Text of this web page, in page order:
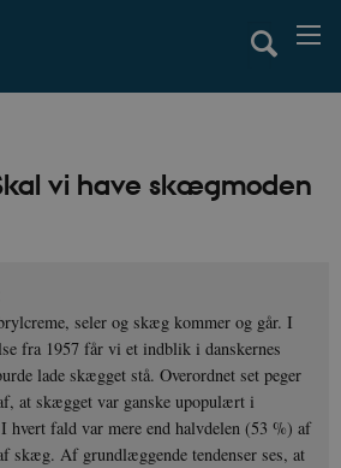
vi have skægmoden
seler og skæg kommer og går. I
fra 1957 får vi et indblik i danskernes
lade skægget stå. Overordnet set peger
at skægget var ganske upopulært i
hvert fald var mere end halvdelen (53 %) af
skæg. Af grundlæggende tendenser ses, at